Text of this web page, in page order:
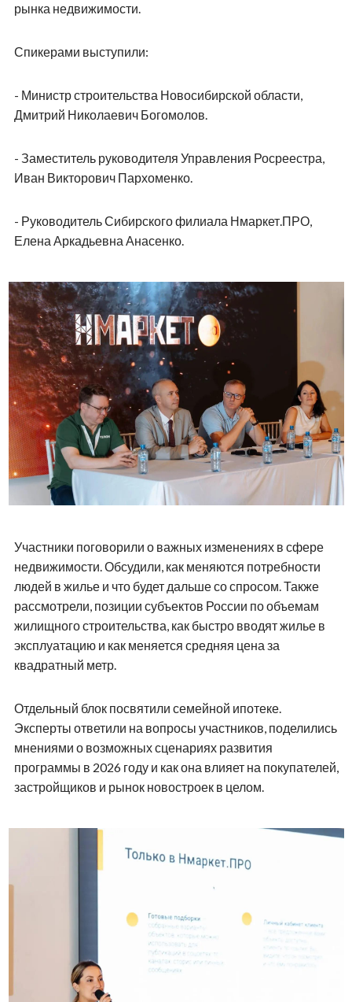
рынка недвижимости.
Спикерами выступили:
- Министр строительства Новосибирской области,
Дмитрий Николаевич Богомолов.
- Заместитель руководителя Управления Росреестра,
Иван Викторович Пархоменко.
- Руководитель Сибирского филиала Нмаркет.ПРО,
Елена Аркадьевна Анасенко.
Участники поговорили о важных изменениях в сфере
недвижимости. Обсудили, как меняются потребности
людей в жилье и что будет дальше со спросом. Также
рассмотрели, позиции субъектов России по объемам
жилищного строительства, как быстро вводят жилье в
эксплуатацию и как меняется средняя цена за
квадратный метр.
Отдельный блок посвятили семейной ипотеке.
Эксперты ответили на вопросы участников, поделились
мнениями о возможных сценариях развития
программы в 2026 году и как она влияет на покупателей,
застройщиков и рынок новостроек в целом.